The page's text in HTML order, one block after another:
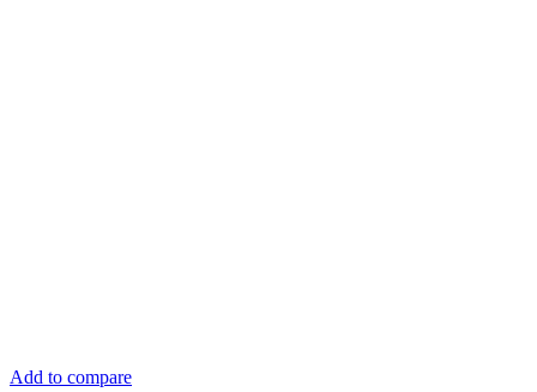
Add to compare